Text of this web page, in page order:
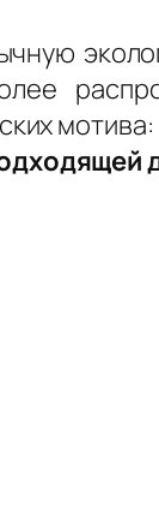
мотива: